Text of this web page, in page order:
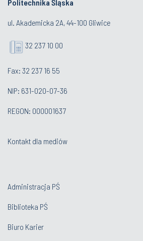
Politechnika Śląska
ul. Akademicka 2A, 44-100 Gliwice
32 237 10 00
Fax: 32 237 16 55
NIP: 631-020-07-36
REGON: 000001637
Kontakt dla mediów
Administracja PŚ
Biblioteka PŚ
Biuro Karier